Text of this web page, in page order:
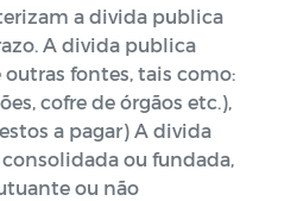
a divida publica
A divida publica
fontes, tais como:
cofre de órgãos etc.),
a pagar) A divida
ou fundada,
ou não